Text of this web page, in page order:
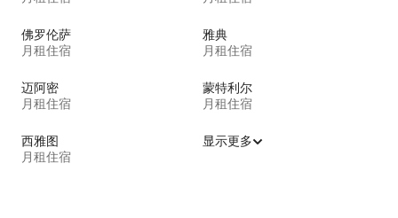
佛罗伦萨
月租住宿
雅典
月租住宿
迈阿密
月租住宿
蒙特利尔
月租住宿
西雅图
月租住宿
显示更多